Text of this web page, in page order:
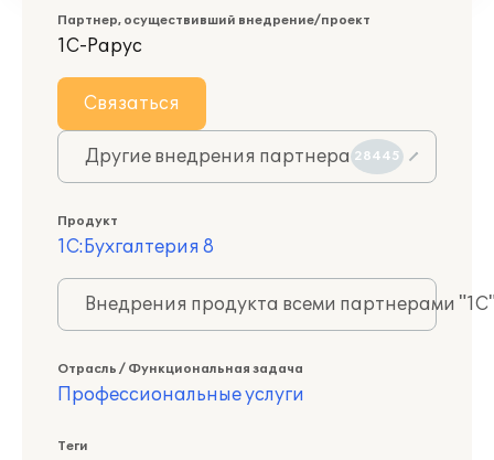
Партнер, осуществивший внедрение/проект
1С-Рарус
Связаться
Другие внедрения партнера 28445
Продукт
1С:Бухгалтерия 8
Внедрения продукта всеми партнерами
Отрасль / Функциональная задача
Профессиональные услуги
Теги